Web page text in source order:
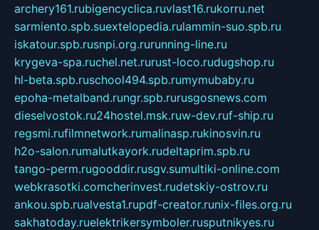
archery161.rubigencyclica.ruvlast16.rukorru.net
sarmiento.spb.suextelopedia.rulammin-suo.spb.ru
iskatour.spb.rusnpi.org.rurunning-line.ru
krygeva-spa.ruchel.net.rurust-loco.rudugshop.ru
hl-beta.spb.ruschool494.spb.rumymubaby.ru
epoha-metalband.rungr.spb.rurusgosnews.com
dieselvostok.ru24hostel.msk.ruw-dev.ruf-ship.ru
regsmi.rufilmnetwork.rumalinasp.rukinosvin.ru
h2o-salon.rumalutkayork.rudeltaprim.spb.ru
tango-perm.rugooddir.rusgv.sumultiki-online.com
webkrasotki.comcherinvest.rudetskiy-ostrov.ru
ankou.spb.rualvesta1.rupdf-creator.runix-files.org.ru
sakhatoday.ruelektrikersymboler.rusputnikyes.ru